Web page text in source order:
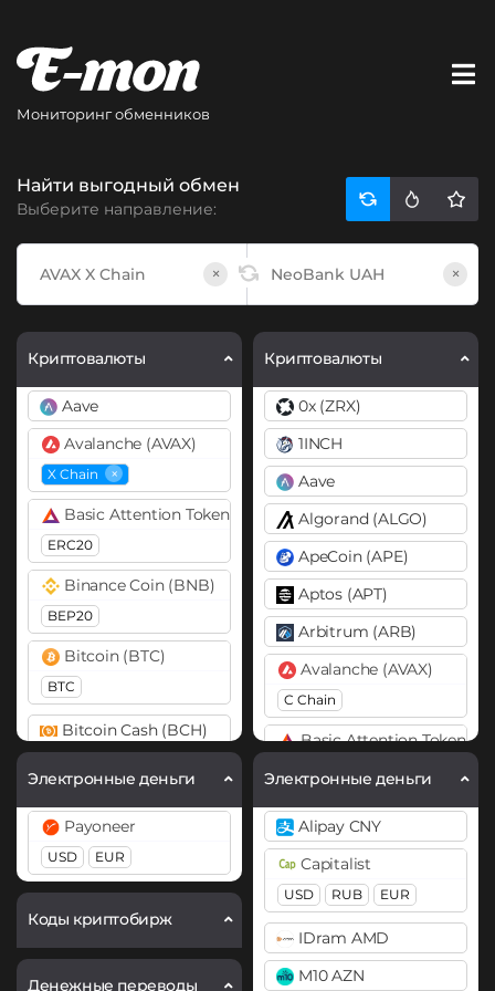
Мониторинг обменников
Найти выгодный обмен
Выберите направление:
× ×
Криптовалюты
Aave
Avalanche (AVAX)
X Chain ×
Basic Attention Token (BAT)
ERC20
Binance Coin (BNB)
BEP20
Bitcoin (BTC)
BTC
Bitcoin Cash (BCH)
Chainlink (LINK)
ERC20
DASH
Dogecoin (DOGE)
DOGE
Электронные деньги
Payoneer
USD EUR
Коды криптобирж
Денежные переводы
Криптовалюты
0x (ZRX)
1INCH
Aave
Algorand (ALGO)
ApeCoin (APE)
Aptos (APT)
Arbitrum (ARB)
Avalanche (AVAX)
C Chain
Basic Attention Token
Binance Coin (BNB)
BEP20 BEP2
Bitcoin (BTC)
BTC BEP20
Lightning
OP
ARB AVAXC
Bitcoin Cash (BCH)
Электронные деньги
Alipay CNY
Capitalist
USD RUB EUR
IDram AMD
M10 AZN